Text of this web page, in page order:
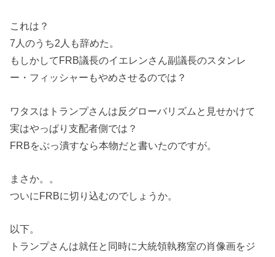
これは？
7人のうち2人も辞めた。
もしかしてFRB議長のイエレンさん副議長のスタンレ
ー・フィッシャーもやめさせるのでは？
ワタスはトランプさんは反グローバリズムと見せかけて
実はやっぱり支配者側では？
FRBをぶっ潰すなら本物だと書いたのですが。
まさか。。
ついにFRBに切り込むのでしょうか。
以下。
トランプさんは就任と同時に大統領執務室の肖像画をジ